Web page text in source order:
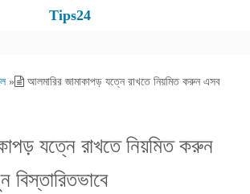
Tips24
»
আলমারির জামাকাপড় যত্নে রাখতে নিয়মিত করুন এসব
যত্নে রাখতে নিয়মিত করুন